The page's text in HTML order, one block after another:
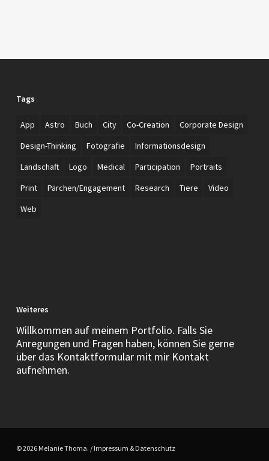
Tags
App Astro Buch City Co-Creation
Corporate Design
Design-Thinking
Fotografie
Informationsdesign
Landschaft
Logo Medical Participation
Portraits
Print
Pärchen/Engagement Research Tiere
Video
Web
Weiteres
Willkommen auf meinem Portfolio. Falls Sie
Anregungen und Fragen haben, können Sie gerne
über das Kontaktformular mit mir Kontakt
aufnehmen.
© 2026 Melanie Thoma. / Impressum & Datenschutz